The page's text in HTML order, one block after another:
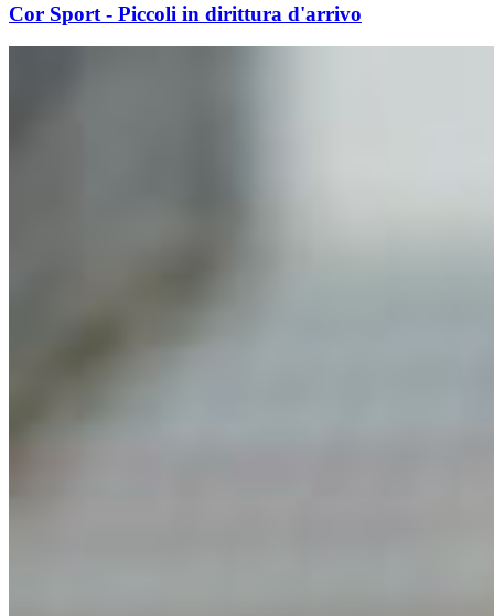
Cor Sport - Piccoli in dirittura d'arrivo